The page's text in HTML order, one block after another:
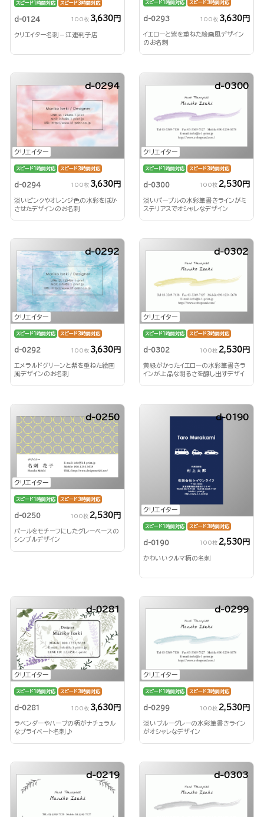
スピード1時間対応 スピード3時間対応
d-0124 100枚 3,630円
クリエイター名刺－江連判子店
スピード1時間対応 スピード3時間対応
d-0293 100枚 3,630円
イエローと紫を重ねた絵画風デザイン
のお名刺
クリエイター
d-0294
スピード1時間対応 スピード3時間対応
d-0294 100枚 3,630円
淡いピンクやオレンジ色の水彩をぼか
させたデザインのお名刺
クリエイター
d-0300
スピード1時間対応 スピード3時間対応
d-0300 100枚 2,530円
淡いパープルの水彩筆書きラインがミ
ステリアスでオシャレなデザイン
クリエイター
d-0292
スピード1時間対応 スピード3時間対応
d-0292 100枚 3,630円
エメラルドグリーンと紫を重ねた絵画
風デザインのお名刺
クリエイター
d-0302
スピード1時間対応 スピード3時間対応
d-0302 100枚 2,530円
黄緑がかったイエローの水彩筆書きラ
インが上品な明るさを醸し出すデザイ
クリエイター
d-0250
スピード1時間対応 スピード3時間対応
d-0250 100枚 2,530円
パールをモチーフにしたグレーベースの
シンプルデザイン
クリエイター
d-0190
スピード1時間対応 スピード3時間対応
d-0190 100枚 2,530円
かわいいクルマ柄の名刺
クリエイター
d-0281
スピード1時間対応 スピード3時間対応
d-0281 100枚 3,630円
ラベンダーやハーブの柄がナチュラル
なプライベート名刺♪
クリエイター
d-0299
スピード1時間対応 スピード3時間対応
d-0299 100枚 2,530円
淡いブルーグレーの水彩筆書きライン
がオシャレなデザイン
d-0219 d-0303